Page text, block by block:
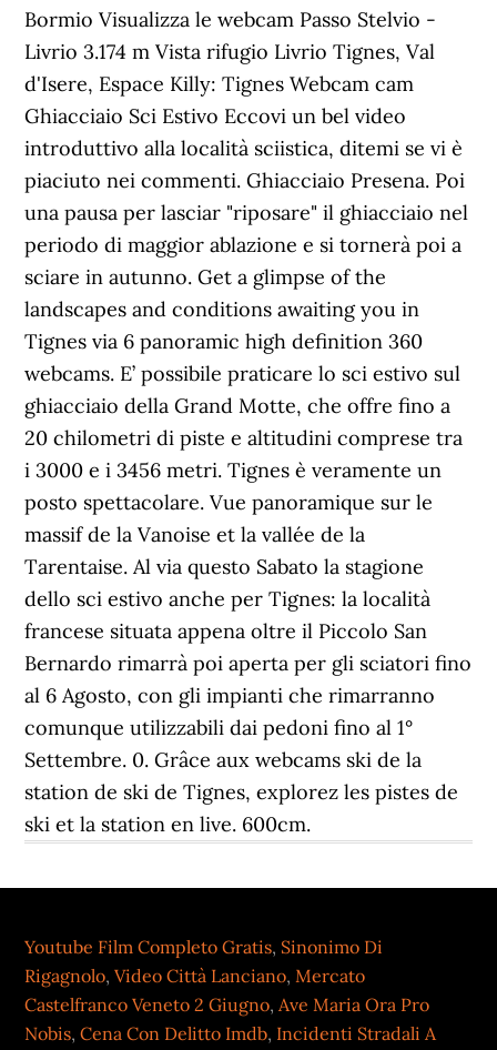
Youtube Film Completo Gratis, Sinonimo Di
Rigagnolo,Video Città Lanciano,Mercato
Castelfranco Veneto 2 Giugno,Ave Maria Ora Pro
Nobis,Cena Con Delitto Imdb, Incidenti Stradali A